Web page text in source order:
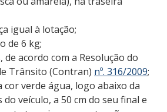
igual à lotação;
de 6 kg;
de acordo com a Resolução do
Trânsito (Contran) nº. 316/2009;
cor verde água, logo abaixo da
veículo, a 50 cm do seu final e